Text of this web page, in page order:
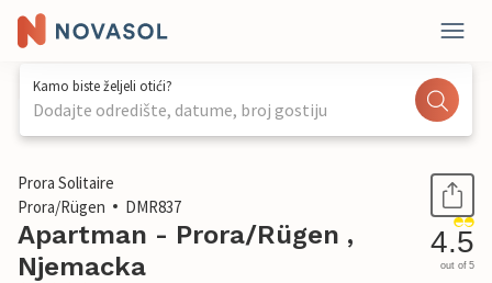
Kamo biste željeli otići?
Dodajte odredište, datume, broj gostiju
1 / 40
Prora Solitaire
Prora/Rügen
DMR837
Apartman - Prora/Rügen ,
Njemacka
4.5
out of 5